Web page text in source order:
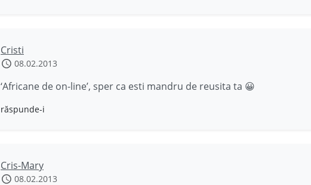
Cristi
08.02.2013
‘Africane de on-line’, sper ca esti mandru de reusita ta 😀
răspunde-i
Cris-Mary
08.02.2013